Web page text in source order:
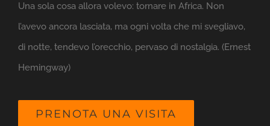
Una sola cosa allora volevo: tornare in Africa. Non
l’avevo ancora lasciata, ma ogni volta che mi svegliavo,
di notte, tendevo l’orecchio, pervaso di nostalgia. (Ernest
Hemingway)
PRENOTA UNA VISITA